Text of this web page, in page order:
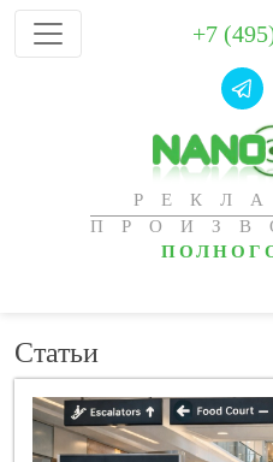
+7
Статьи